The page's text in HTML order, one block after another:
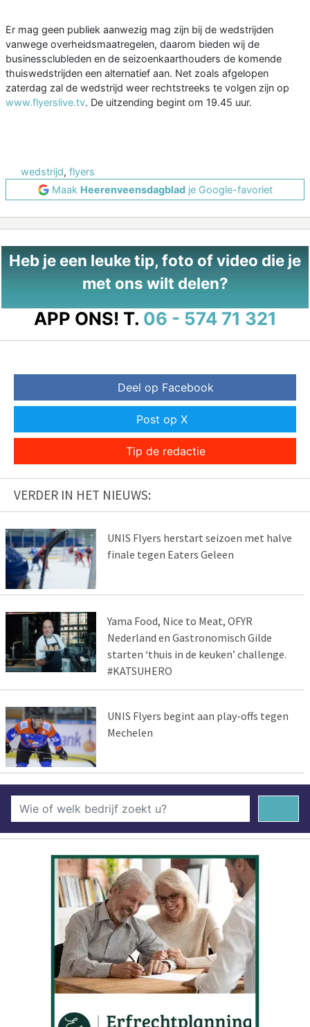
Er mag geen publiek aanwezig mag zijn bij de wedstrijden
vanwege overheidsmaatregelen, daarom bieden wij de
businessclubleden en de seizoenkaarthouders de komende
thuiswedstrijden een alternatief aan. Net zoals afgelopen
zaterdag zal de wedstrijd weer rechtstreeks te volgen zijn op
www.flyerslive.tv. De uitzending begint om 19.45 uur.
wedstrijd, flyers
Maak Heerenveensdagbladje Google-favoriet
Heb je een leuke tip, foto of video die je
met ons wilt delen?
APP ONS! T. 06 - 574 71 321
Deel op Facebook
Post op X
Tip de redactie
VERDER IN HET NIEUWS:
UNIS Flyers herstart seizoen met halve
finale tegen Eaters Geleen
Yama Food, Nice to Meat, OFYR
Nederland en Gastronomisch Gilde
starten ‘thuis in de keuken’ challenge.
#KATSUHERO
UNIS Flyers begint aan play-offs tegen
Mechelen